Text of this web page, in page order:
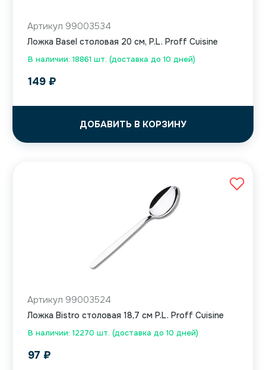
В наличии: 18861 шт. (доставка до 10 дней)
Артикул 99003534
Ложка Basel столовая 20 см, P.L. Proff Cuisine
149 ₽
ДОБАВИТЬ В КОРЗИНУ
В наличии: 12270 шт. (доставка до 10 дней)
Артикул 99003524
Ложка Bistro столовая 18,7 см P.L. Proff Cuisine
97 ₽